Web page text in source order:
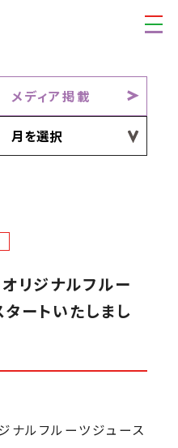
メディア掲載
リジナルフルー
ートいたしまし
ナルフルーツジュース